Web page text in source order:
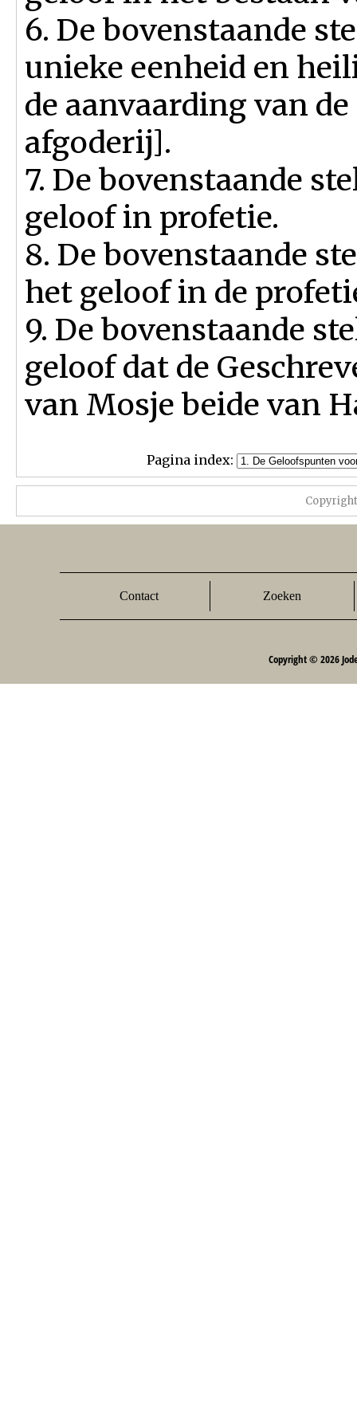
6. De bovenstaande
unieke eenheid en
de aanvaarding van
afgoderij].
7. De bovenstaande
geloof in profetie.
8. De bovenstaande
het geloof in de
9. De bovenstaande
geloof dat de
van Mosje beide van
Pagina index:
Contact Zoeken
Copyright © 2026